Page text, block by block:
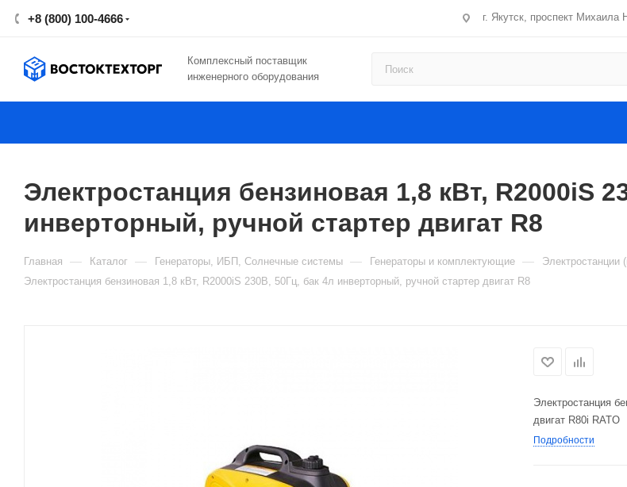
+8 (800) 100-4666 г. Якутск, проспект Михаила
Комплексный поставщик
инженерного оборудования
Электростанция бензиновая 1,8 кВт, R2000iS
инверторный, ручной стартер двигат R8
Главная — Каталог — Генераторы, ИБП, Солнечные системы — Генераторы и комплектующие — Электростанции
Электростанция бензиновая 1,8 кВт, R2000iS 230В, 50Гц, бак 4л инверторный, ручной стартер двигат R8
Электростанция
двигат R80i RATO
Подробности